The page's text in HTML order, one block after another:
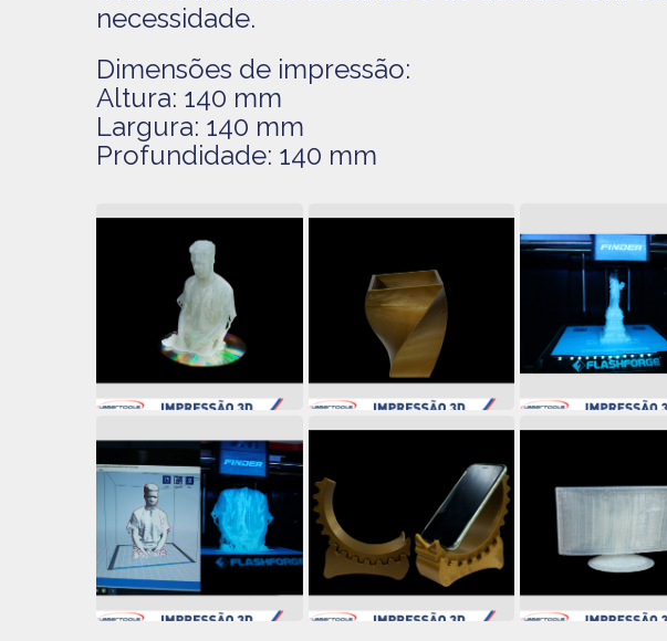
necessidade.
Dimensões de impressão:
Altura: 140 mm
Largura: 140 mm
Profundidade: 140 mm